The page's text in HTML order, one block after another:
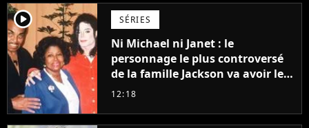
player2 SÉRIES
Ni Michael ni Janet : le
personnage le plus controversé
de la famille Jackson va avoir le
droit à sa propre série
12:18